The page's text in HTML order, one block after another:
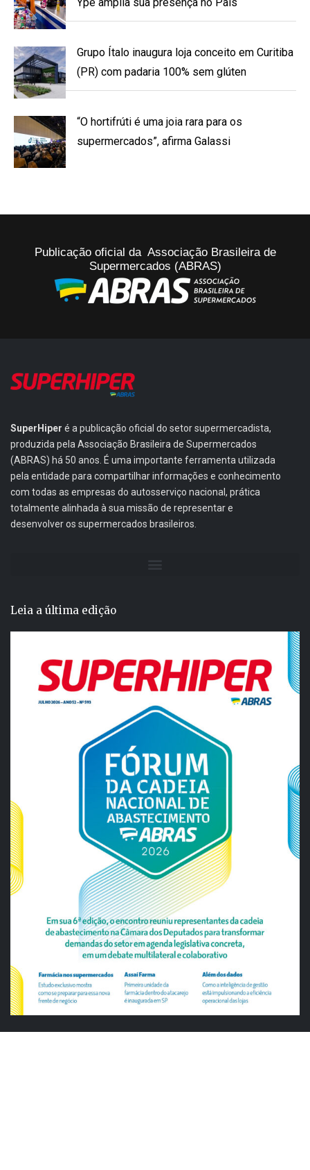
Grupo Ítalo inaugura loja conceito em Curitiba
(PR) com padaria 100% sem glúten
“O hortifrúti é uma joia rara para os
supermercados”, afirma Galassi
Publicação oficial da Associação Brasileira de
Supermercados (ABRAS)
SuperHiper é a publicação oficial do setor supermercadista,
produzida pela Associação Brasileira de Supermercados
(ABRAS) há 50 anos. É uma importante ferramenta utilizada
pela entidade para compartilhar informações e conhecimento
com todas as empresas do autosserviço nacional, prática
totalmente alinhada à sua missão de representar e
desenvolver os supermercados brasileiros.
Leia a última edição